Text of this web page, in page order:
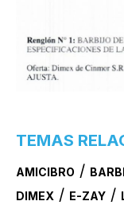
TEMAS
AMICIBRO /
DIMEX / E-ZAY /